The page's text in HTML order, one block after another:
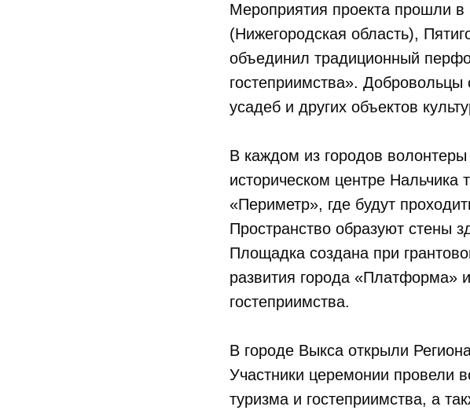
Мероприятия проекта прошли в
(Нижегородская область),
объединил традиционный
гостеприимства».
усадеб и других объектов
В каждом из городов
историческом центре Нальчика
«Периметр», где будут
Пространство образуют стены
Площадка создана при
развития города «Платформа»
гостеприимства.
В городе Выкса открыли
Участники церемонии провели
туризма и гостеприимства, а